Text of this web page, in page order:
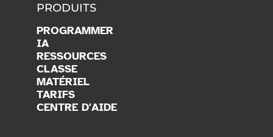
PRODUITS
PROGRAMMER
IA
RESSOURCES
CLASSE
MATÉRIEL
TARIFS
CENTRE D'AIDE